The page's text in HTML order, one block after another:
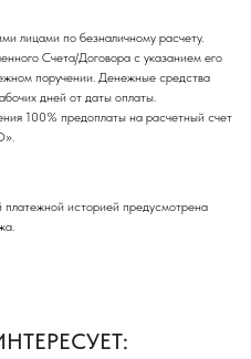
лицами по безналичному расчету.
Счета/Договора с указанием его
поручении. Денежные средства
дней от даты оплаты.
100% предоплаты на расчетный счет
платежной историей предусмотрена